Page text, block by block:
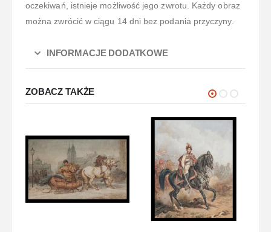
oczekiwań, istnieje możliwość jego zwrotu. Każdy obraz
można zwrócić w ciągu 14 dni bez podania przyczyny.
INFORMACJE DODATKOWE
ZOBACZ TAKŻE